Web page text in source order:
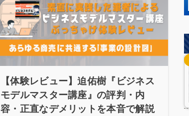
【体験レビュー】迫佑樹『ビジネス
モデルマスター講座』の評判・内
容・正直なデメリットを本音で解説